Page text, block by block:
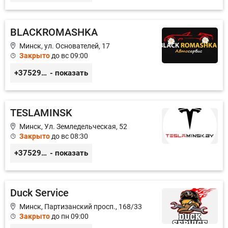
BLACKROMASHKA
Минск, ул. Основателей, 17
Закрытодо вс 09:00
+375296651188 - показать
TESLAMINSK
Минск, Ул. Земледельческая, 52
Закрыто до вс 08:30
+375291335101 - показать
Duck Service
Минск, Партизанский просп., 168/33
Закрытодо пн 09:00